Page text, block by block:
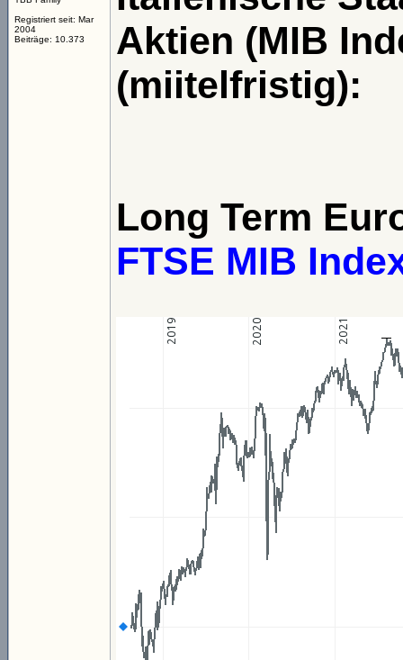
Registriert seit: Mar
2004
Beiträge: 10.373
Aktien (MIB
(miitelfristig):
Long Term
FTSE MIB